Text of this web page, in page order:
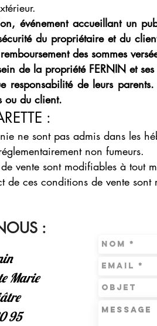
événement accueillant un
du propriétaire et du
remboursementdes sommes
de la propriété FERNIN et
responsabilité de leurs
ou du client.
:
ne sont pas admis dans les
non fumeurs.
vente sont modifiables à tout
de ces conditions de vente
:
Marie
95